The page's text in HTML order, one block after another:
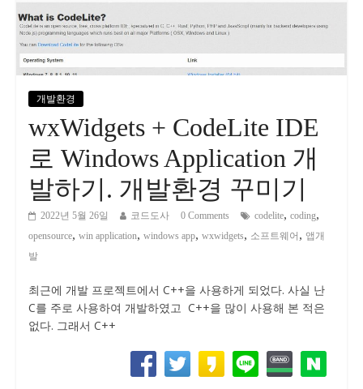
개발환경
wxWidgets + CodeLite IDE
로 Windows Application 개
발하기. 개발환경 꾸미기
2022년 5월 26일 코드도사 0 Comments codelite, coding,
opensource, win application, windows app, wxwidgets, 소프트웨어 , 앱개
발
최근에 개발 프로젝트에서 C++을 사용하게 되었다. 사실 난
C를 주로 사용하여 개발하였고 C++을 많이 사용해 본 적은
없다. 그래서 C++